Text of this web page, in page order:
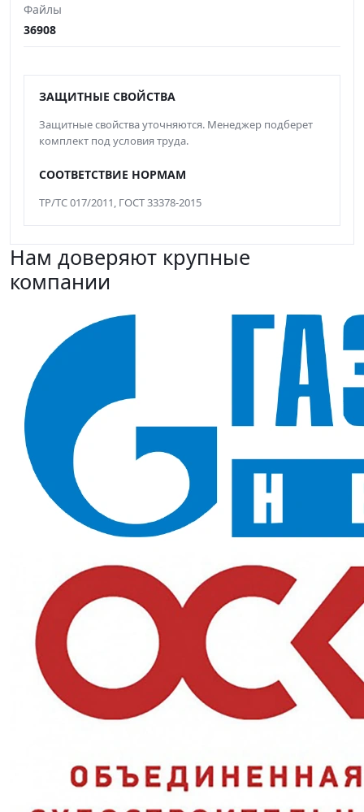
Файлы
36908
ЗАЩИТНЫЕ СВОЙСТВА
Защитные свойства уточняются. Менеджер подберет
комплект под условия труда.
СООТВЕТСТВИЕ НОРМАМ
ТР/ТС 017/2011, ГОСТ 33378-2015
Нам доверяют крупные
компании